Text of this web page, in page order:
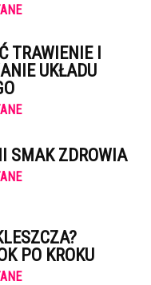
TRAWIENIE I
UKŁADU
SMAK ZDROWIA
PO KROKU